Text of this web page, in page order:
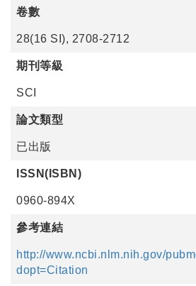
卷數
28(16 SI), 2708-2712
期刊等級
SCI
論文類型
已出版
ISSN(ISBN)
0960-894X
參考連結
http://www.ncbi.nlm.nih.gov/
dopt=Citation